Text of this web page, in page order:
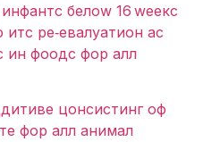
белоw 16 wеекс
ре‐евалуатион ас
ин фоодс фор алл
цонсистинг оф
фор алл анимал